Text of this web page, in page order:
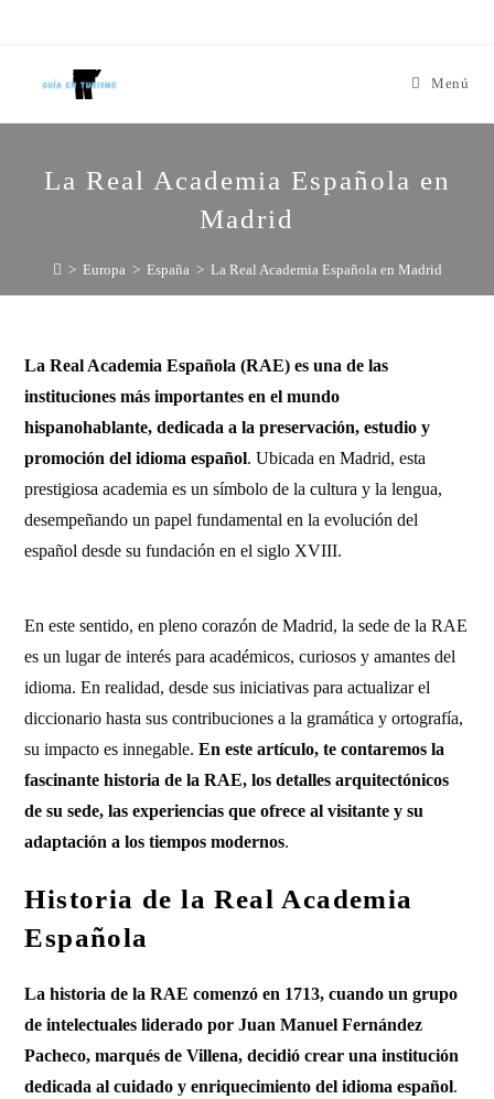
Menú
La Real Academia Española en
Madrid
> Europa > España > La Real Academia Española en Madrid
La Real Academia Española (RAE) es una de las
instituciones más importantes en el mundo
hispanohablante, dedicada a la preservación, estudio y
promoción del idioma español. Ubicada en Madrid, esta
prestigiosa academia es un símbolo de la cultura y la lengua,
desempeñando un papel fundamental en la evolución del
español desde su fundación en el siglo XVIII.
En este sentido, en pleno corazón de Madrid, la sede de la RAE
es un lugar de interés para académicos, curiosos y amantes del
idioma. En realidad, desde sus iniciativas para actualizar el
diccionario hasta sus contribuciones a la gramática y ortografía,
su impacto es innegable.En este artículo, te contaremos la
fascinante historia de la RAE, los detalles arquitectónicos
de su sede, las experiencias que ofrece al visitante y su
adaptación a los tiempos modernos.
Historia de la Real Academia
Española
La historia de la RAE comenzó en 1713, cuando un grupo
de intelectuales liderado por Juan Manuel Fernández
Pacheco, marqués de Villena, decidió crear una institución
dedicada al cuidado y enriquecimiento del idioma español.